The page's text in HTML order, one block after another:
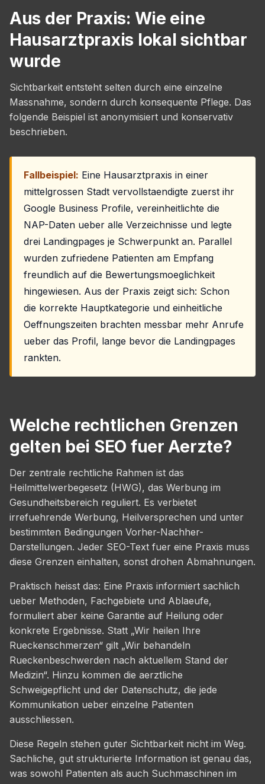
Aus der Praxis: Wie eine
Hausarztpraxis lokal sichtbar
wurde
Sichtbarkeit entsteht selten durch eine einzelne
Massnahme, sondern durch konsequente Pflege. Das
folgende Beispiel ist anonymisiert und konservativ
beschrieben.
Fallbeispiel: Eine Hausarztpraxis in einer
mittelgrossen Stadt vervollstaendigte zuerst ihr
Google Business Profile, vereinheitlichte die
NAP-Daten ueber alle Verzeichnisse und legte
drei Landingpages je Schwerpunkt an. Parallel
wurden zufriedene Patienten am Empfang
freundlich auf die Bewertungsmoeglichkeit
hingewiesen. Aus der Praxis zeigt sich: Schon
die korrekte Hauptkategorie und einheitliche
Oeffnungszeiten brachten messbar mehr Anrufe
ueber das Profil, lange bevor die Landingpages
rankten.
Welche rechtlichen Grenzen
gelten bei SEO fuer Aerzte?
Der zentrale rechtliche Rahmen ist das
Heilmittelwerbegesetz (HWG), das Werbung im
Gesundheitsbereich reguliert. Es verbietet
irrefuehrende Werbung, Heilversprechen und unter
bestimmten Bedingungen Vorher-Nachher-
Darstellungen. Jeder SEO-Text fuer eine Praxis muss
diese Grenzen einhalten, sonst drohen Abmahnungen.
Praktisch heisst das: Eine Praxis informiert sachlich
ueber Methoden, Fachgebiete und Ablaeufe,
formuliert aber keine Garantie auf Heilung oder
konkrete Ergebnisse. Statt „Wir heilen Ihre
Rueckenschmerzen“ gilt „Wir behandeln
Rueckenbeschwerden nach aktuellem Stand der
Medizin“. Hinzu kommen die aerztliche
Schweigepflicht und der Datenschutz, die jede
Kommunikation ueber einzelne Patienten
ausschliessen.
Diese Regeln stehen guter Sichtbarkeit nicht im Weg.
Sachliche, gut strukturierte Information ist genau das,
was sowohl Patienten als auch Suchmaschinen im